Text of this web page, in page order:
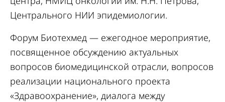
Центрального НИИ эпидемиологии.
Форум Биотехмед — ежегодное мероприятие,
посвященное обсуждению актуальных
вопросов биомедицинской отрасли, вопросов
реализации национального проекта
«Здравоохранение», диалога между